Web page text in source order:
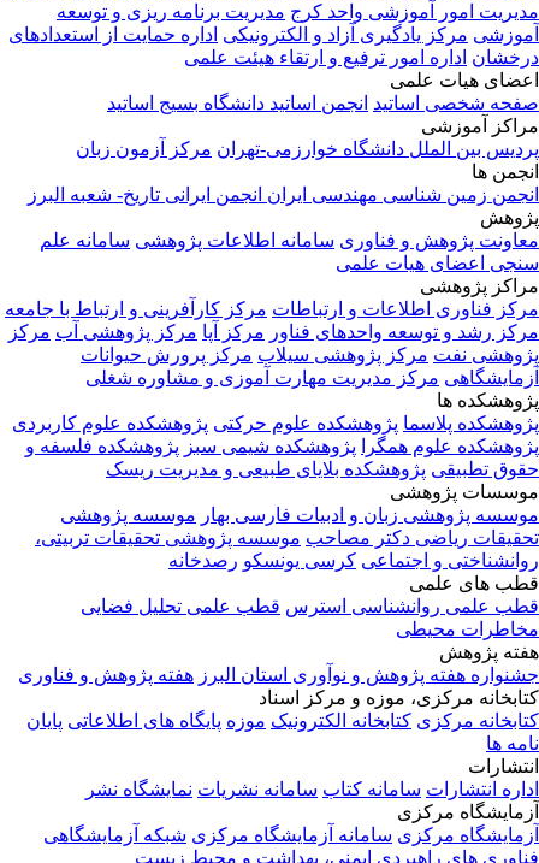
امور آموزشی واحد کرج مدیریت برنامه ریزی و توسعه
مرکز یادگیری آزاد و الکترونیکی اداره حمایت از استعدادهای
اداره امور ترفیع و ارتقاء هیئت علمی
هیات علمی
شخصی اساتید انجمن اساتید دانشگاهبسیج اساتید
آموزشی
بین الملل دانشگاه خوارزمی-تهران مرکز آزمون زبان
ها
زمین شناسی مهندسی ایرانانجمن ایرانی تاریخ- شعبه البرز
پژوهش و فناوری سامانه اطلاعات پژوهشی سامانه علم
اعضای هیات علمی
پژوهشی
فناوری اطلاعات و ارتباطات مرکز کارآفرینی و ارتباط با جامعه
رشد و توسعه واحدهای فناور مرکز آپا مرکز پژوهشی آب مرکز
نفت مرکز پژوهشی سیلاب مرکز پرورش حیوانات
مرکز مدیریت مهارت آموزی و مشاوره شغلی
ها
پلاسما پژوهشکده علوم حرکتی پژوهشکده علوم کاربردی
علوم همگرا
پژوهشکده شیمی سبز پژوهشکده فلسفه و
تطبیقی پژوهشکده بلایای طبیعی و مدیریت ریسک
پژوهشی
پژوهشی زبان و ادبیات فارسی بهار موسسه پژوهشی
ریاضی دکتر مصاحب موسسه پژوهشی تحقیقات تربیتی،
و اجتماعی کرسی یونسکو رصدخانه
های علمی
علمی روانشناسی استرس قطب علمی تحلیل فضایی
محیطی
پژوهش
هفته پژوهش و نوآوری استان البرز هفته پژوهش و فناوری
مرکزی، موزه و مرکز اسناد
مرکزی کتابخانه الکترونیک موزه پایگاه های اطلاعاتی پایان
ها
انتشارات سامانه کتاب سامانه نشریات نمایشگاه نشر
مرکزی
مرکزی سامانه آزمایشگاه مرکزی شبکه آزمایشگاهی
های راهبردی ایمنی، بهداشت و محیط زیست